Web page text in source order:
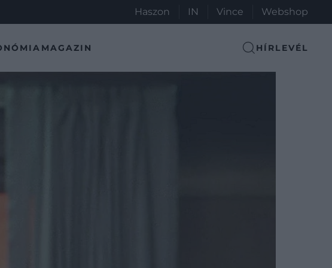
Haszon IN Vince Webshop
MAGAZIN HÍRLEVÉL